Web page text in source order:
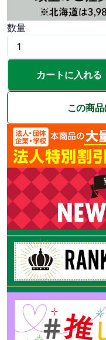
数量
カートに入れる
この商